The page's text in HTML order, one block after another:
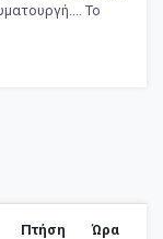
Το
Πτήση Ώρα